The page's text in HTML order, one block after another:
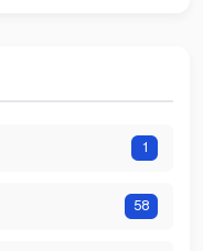
1
58